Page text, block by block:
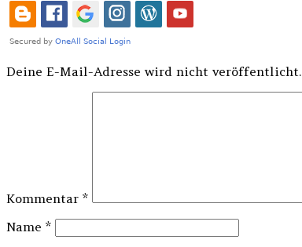
Deine E-Mail-Adresse wird nicht veröffentlicht.
Kommentar *
Name *